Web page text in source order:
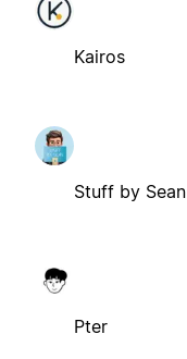
Kairos
Stuff by Sean
Pter